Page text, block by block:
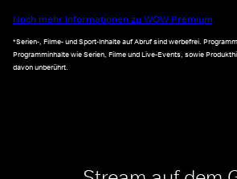
Noch mehr Informationen zu WOW Premium
*Serien-, Filme- und Sport-Inhalte auf Abruf sind werbefrei.
Programminhalte wie Serien, Filme und Live-Events, sowie
davon unberührt.